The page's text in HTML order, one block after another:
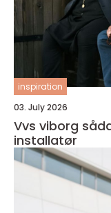
inspiration
03. July 2026
Vvs viborg sådan vælger du den rigtige
installatør